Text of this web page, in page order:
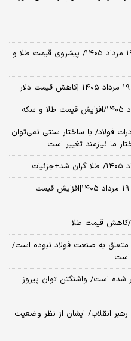
نرخ ارز دلار، طلا و یورو امروز دوشنبه ۱۹ مرداد ۱۴۰۵/ پیشروی قیمت طلا و
فولاد/ با ساختار سنتی نمی‌توان
ما نیازمند تغییر است
قیمت سکه، نیم سکه و ربع سکه امروز ۱۹ مرداد ۱۴۰۵|افزایش قیمت
متعلق به صنعت فولاد نبوده است/
است
شده است/ واشنگتن توان پیروز
رهبر انقلاب/ ایشان از نظر وضعیت